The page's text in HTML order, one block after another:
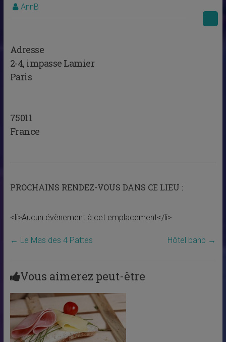
AnnB
Adresse
2-4, impasse Lamier
Paris
75011
France
PROCHAINS RENDEZ-VOUS DANS CE LIEU :
<li>Aucun évènement à cet emplacement</li>
← Le Mas des 4 Pattes Hôtel banb →
Vous aimerez peut-être